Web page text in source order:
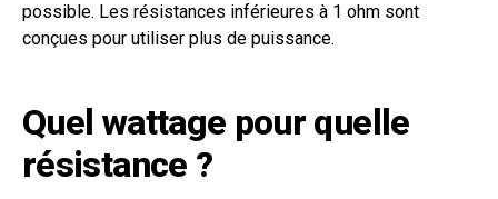
possible. Les résistances inférieures à 1 ohm sont
conçues pour utiliser plus de puissance.
Quel wattage pour quelle
résistance ?